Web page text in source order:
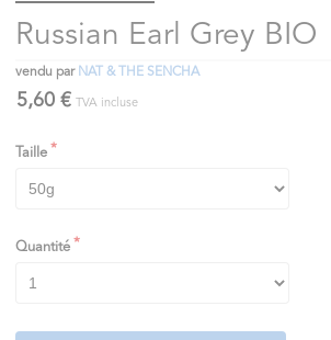
Russian Earl Grey BIO
vendu par NAT & THE SENCHA
5,60 € TVA incluse
Taille
Quantité